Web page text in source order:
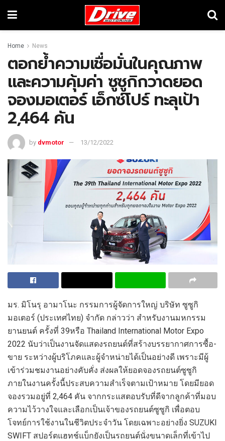
Home News
ตอกย้ำความเชื่อมั่นในคุณภาพ
และความคุ้มค่า ซูซูกิกวาดยอด
จองมอเตอร์ เอ็กซ์โปร์ ทะลุเป้า
2,464 คัน
by dvmotor 13/12/2022
มร. มิโนรุ อามาโนะ กรรมการผู้จัดการใหญ่ บริษัท ซูซูกิ
มอเตอร์ (ประเทศไทย) จำกัด กล่าวว่า สำหรับงานมหกรรม
ยานยนต์ ครั้งที่ 39หรือ Thailand International Motor Expo
2022 นับว่าเป็นงานจัดแสดงรถยนต์ที่สร้างบรรยากาศการซื้อ-
ขาย ระหว่างผู้บริโภคและผู้จำหน่ายได้เป็นอย่างดี เพราะมีผู้
เข้าร่วมชมงานอย่างคับคั่ง ส่งผลให้ยอดจองรถยนต์ซูซูกิ
ภายในงานครั้งนี้ประสบความสำเร็จตามเป้าหมาย โดยมียอด
จองรวมอยู่ที่ 2,464 คัน จากกระแสตอบรับที่ดีจากลูกค้าที่มอบ
ความไว้วางใจและเลือกเป็นเจ้าของรถยนต์ซูซูกิ เพื่อตอบ
โจทย์การใช้งานในชีวิตประจำวัน โดยเฉพาะอย่างยิ่ง SUZUKI
SWIFT สปอร์ตแฮทช์แบ็กยังเป็นรถยนต์นั่งขนาดเล็กที่เข้าไป